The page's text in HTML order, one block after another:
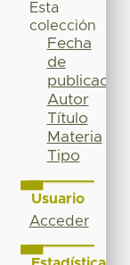
Esta
colección
Fecha
de
publicación
Autor
Título
Materia
Tipo
Usuario
Acceder